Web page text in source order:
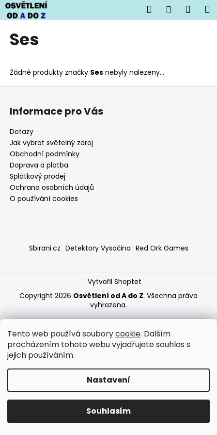
Tento web používá souborycookie. Dalším
procházením tohoto webu vyjadřujete souhlas s
jejich používáním.
Nastavení
Souhlasím
Přejít
na
obsah
Hledat
Ses
Žádné produkty značky Ses nebyly nalezeny...
K
o
o
p
o
t
ř
e
b
u
j
e
t
e
t
HLEDAT
Z
Informace pro Vás
Dotazy
Jak vybrat světelný zdroj
Obchodní podmínky
Doprava a platba
Splátkový prodej
Ochrana osobních údajů
O používání cookies
Sbirani.cz Detektory Vysočina Red Ork Games
Vytvořil Shoptet
Copyright 2026 Osvětlení od A do Z. Všechna práva
vyhrazena.